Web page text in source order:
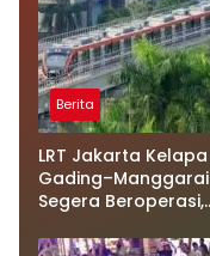
Berita
LRT Jakarta Kelapa
Gading–Manggarai
Segera Beroperasi,